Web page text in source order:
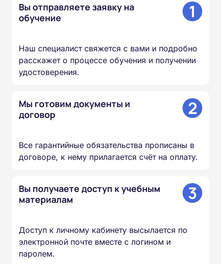
Вы отправляете заявку на
обучение
1
Наш специалист свяжется с вами и подробно
расскажет о процессе обучения и получении
удостоверения.
Мы готовим документы и
договор
2
Все гарантийные обязательства прописаны в
договоре, к нему прилагается счёт на оплату.
Вы получаете доступ к учебным
материалам
3
Доступ к личному кабинету высылается по
электронной почте вместе с логином и
паролем.